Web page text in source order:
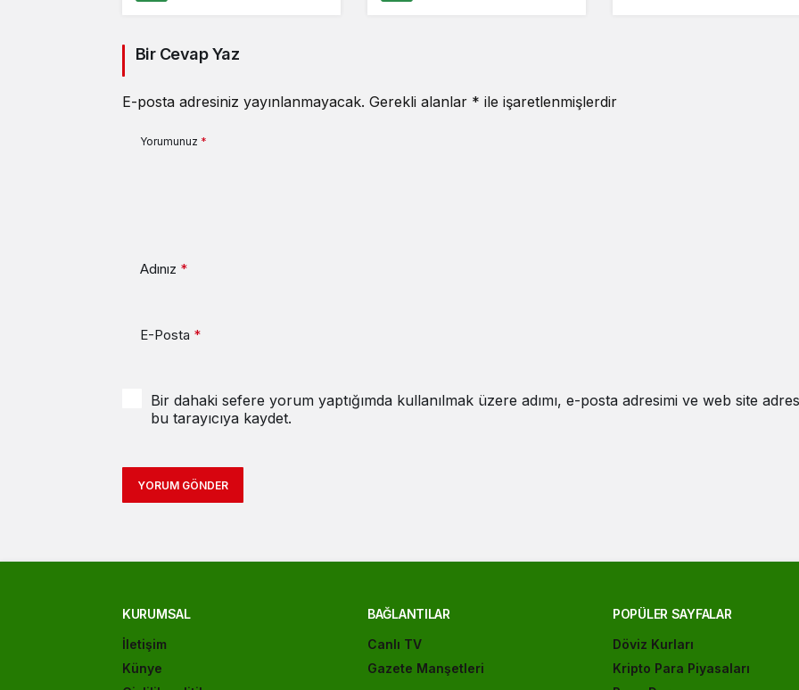
Bir Cevap Yaz
E-posta adresiniz yayınlanmayacak. Gerekli alanlar * ile işaretlenmişlerdir
Yorumunuz *
Adınız *
E-Posta *
Bir dahaki sefere yorum yaptığımda kullanılmak üzere adımı, e-posta adresimi ve web site
bu tarayıcıya kaydet.
YORUM GÖNDER
KURUMSAL
İletişim
Künye
BAĞLANTILAR
Canlı TV
Gazete Manşetleri
POPÜLER SAYFALAR
Döviz Kurları
Kripto Para Piyasaları